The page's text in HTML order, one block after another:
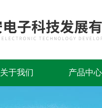
关于我们 产品中心